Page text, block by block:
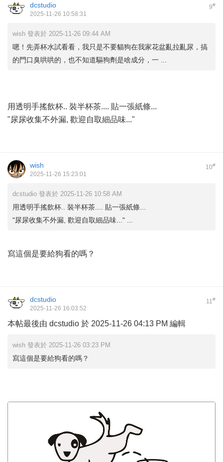
9#
dcstudio
2025-11-26 10:58:31
wish 發表於 2025-11-26 09:44 AM
嗯！先弄杯水試看看，我只是不要貓狗在我家花盆亂拉亂尿，搞
的門口臭哄哄的，也不知道驅狗劑是啥成分，一 ...
用透明手搖飲杯.. 裝半杯茶.... 貼一張紙條...
"尿尿收集不外漏, 歡迎自取細品味..."
10#
wish
2025-11-26 15:23:01
dcstudio 發表於 2025-11-26 10:58 AM
用透明手搖飲杯.. 裝半杯茶.... 貼一張紙條...
"尿尿收集不外漏, 歡迎自取細品味..." ...
寫這個是要給狗看的嗎？
11 #
dcstudio
2025-11-26 16:03:52
本帖最後由 dcstudio 於 2025-11-26 04:13 PM 編輯
wish 發表於 2025-11-26 03:23 PM
寫這個是要給狗看的嗎？